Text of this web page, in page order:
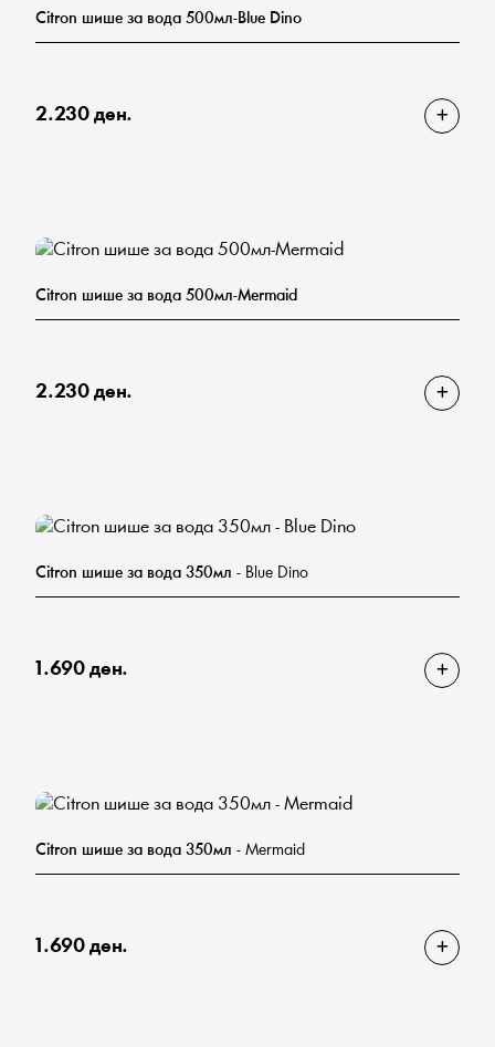
Citron шише за вода 500мл-Blue Dino
2.230 ден.
Citron шише за вода 500мл-Mermaid
2.230 ден.
Citron шише за вода 350мл - Blue Dino
1.690 ден.
Citron шише за вода 350мл - Mermaid
1.690 ден.